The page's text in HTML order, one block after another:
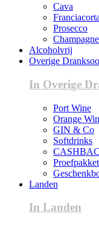
Cava
Franciacorta
Prosecco
Champagne
Alcoholvrij
Overige
In Overige
Port Wine
Orange
GIN & Co
Softdrinks
Proefpakket
Landen
In Landen